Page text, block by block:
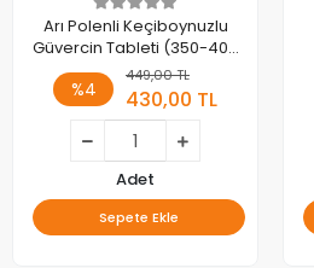
Arı Polenli Keçiboynuzlu
Güvercin Tableti (350-400
Adet) - Doğal Enerji ve
Besin Desteği
%4
449,00 TL
430,00 TL
Adet
Sepete Ekle